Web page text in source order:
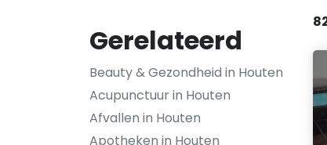
Gerelateerd
Beauty & Gezondheid in Houten
Acupunctuur in Houten
Afvallen in Houten
Apotheken in Houten